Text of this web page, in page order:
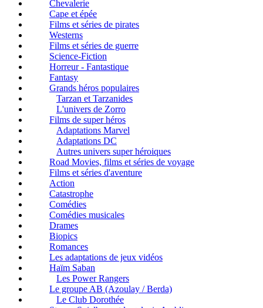
Chevalerie
Cape et épée
Films et séries de pirates
Westerns
Films et séries de guerre
Science-Fiction
Horreur - Fantastique
Fantasy
Grands héros populaires
Tarzan et Tarzanides
L'univers de Zorro
Films de super héros
Adaptations Marvel
Adaptations DC
Autres univers super héroiques
Road Movies, films et séries de voyage
Films et séries d'aventure
Action
Catastrophe
Comédies
Comédies musicales
Drames
Biopics
Romances
Les adaptations de jeux vidéos
Haïm Saban
Les Power Rangers
Le groupe AB (Azoulay / Berda)
Le Club Dorothée